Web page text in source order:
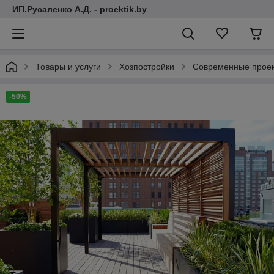
ИП.Русаленко А.Д. - proektik.by
Товары и услуги Хозпостройки Современные
-50%